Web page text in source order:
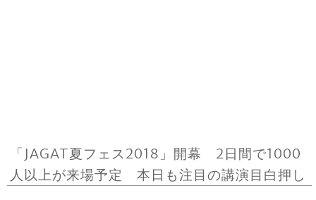
「JAGAT夏フェス2018」開幕 2日間で1000
人以上が来場予定 本日も注目の講演目白押し